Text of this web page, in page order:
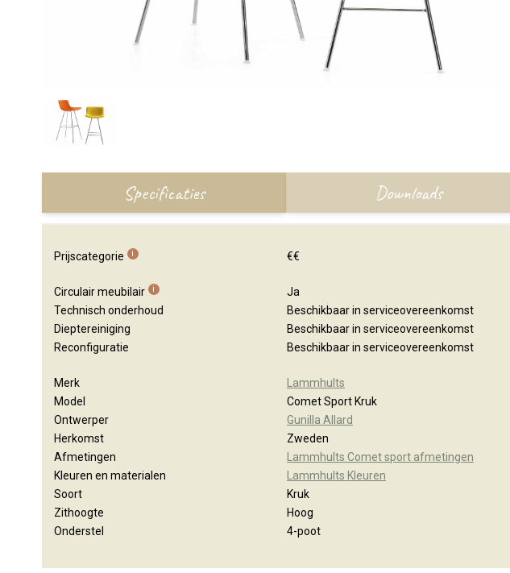
Specificaties Downloads
Prijscategorie i €€
Circulair meubilair i
Ja
Technisch onderhoud
Beschikbaar in serviceovereenkomst
Dieptereiniging
Beschikbaar in serviceovereenkomst
Reconfiguratie
Beschikbaar in serviceovereenkomst
Merk
Lammhults
Model
Comet Sport Kruk
Ontwerper
Gunilla Allard
Herkomst
Zweden
Afmetingen
Lammhults Comet sport afmetingen
Kleuren en materialen
Lammhults Kleuren
Soort
Kruk
Zithoogte
Hoog
Onderstel
4-poot